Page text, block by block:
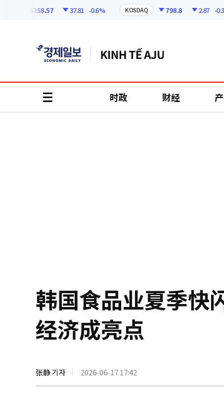
6258.57 37.81 -0.6% KOSDAQ 798.8 2.87 -0.36%
时政 财经
韩国食品业夏季快
经济成亮点
张静 기자 2026-06-17 17:42